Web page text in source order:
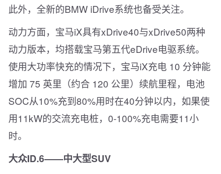
此外，全新的BMW iDrive系统也备受关注。
动力方面，宝马iX具有xDrive40与xDrive50两种
动力版本，均搭载宝马第五代eDrive电驱系统。
使用大功率快充的情况下，宝马iX充电 10 分钟能
增加 75 英里（约合 120 公里）续航里程，电池
SOC从10%充到80%用时在40分钟以内，如果使
用11kW的交流充电桩，0-100%充电需要11小
时。
大众ID.6——中大型SUV